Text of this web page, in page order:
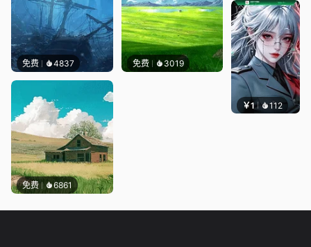
免费 4837 免费 3019
免费 6861
￥1 112 宅婳氏